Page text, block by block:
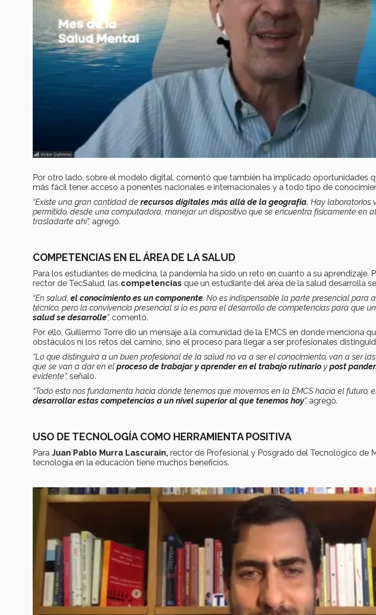
Por otro lado, sobre el modelo digital, comentó que también ha implicado oportunidades
más fácil tener acceso a ponentes nacionales e internacionales y a todo tipo de
“Existe una gran cantidad de recursos digitales más allá de la geografía. Hay laboratorios
permitido, desde una computadora, manejar un dispositivo que se encuentra físicamente en
trasladarte ahí”, agregó.
COMPETENCIAS EN EL ÁREA DE LA SALUD
Para los estudiantes de medicina, la pandemia ha sido un reto en cuanto a su aprendizaje.
rector de TecSalud, las competencias que un estudiante del área de la salud desarrolla
“En salud, el conocimiento es un componente. No es indispensable la parte presencial para
técnico, pero la convivencia presencial sí lo es para el desarrollo de competencias para que un
salud se desarrolle”, comentó.
Por ello, Guillermo Torre dio un mensaje a la comunidad de la EMCS en donde menciona
obstáculos ni los retos del camino, sino el proceso para llegar a ser profesionales
“Lo que distinguirá a un buen profesional de la salud no va a ser el conocimiento, van a ser
que se van a dar en el proceso de trabajar y aprender en el trabajo rutinario y post
evidente”, señaló.
“Todo esto nos fundamenta hacia dónde tenemos que movernos en la EMCS hacia el futuro,
desarrollar estas competencias a un nivel superior al que tenemos hoy”, agregó.
USO DE TECNOLOGÍA COMO HERRAMIENTA POSITIVA
Para Juan Pablo Murra Lascurain, rector de Profesional y Posgrado del Tecnológico de
tecnología en la educación tiene muchos beneficios.